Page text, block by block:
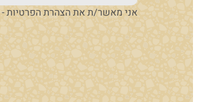
אני מאשר/ת את הצהרת הפרטיות -